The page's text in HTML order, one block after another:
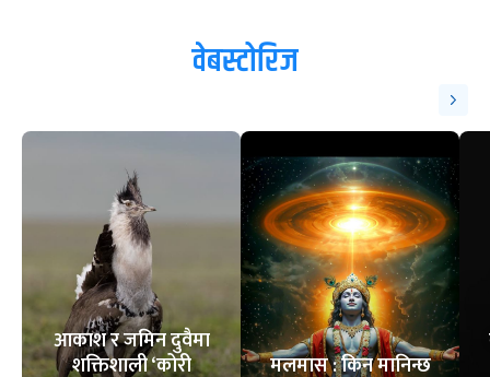
वेबस्टोरिज
आकाश र जमिन दुवैमा
शक्तिशाली ‘कोरी मलमास : किन मानिन्छ